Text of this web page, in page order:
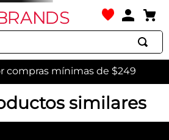
compras mínimas de $249
similares